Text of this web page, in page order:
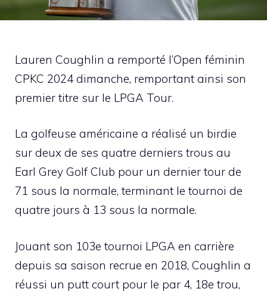
Lauren Coughlin a remporté l’Open féminin
CPKC 2024 dimanche, remportant ainsi son
premier titre sur le LPGA Tour.
La golfeuse américaine a réalisé un birdie
sur deux de ses quatre derniers trous au
Earl Grey Golf Club pour un dernier tour de
71 sous la normale, terminant le tournoi de
quatre jours à 13 sous la normale.
Jouant son 103e tournoi LPGA en carrière
depuis sa saison recrue en 2018, Coughlin a
réussi un putt court pour le par 4, 18e trou,